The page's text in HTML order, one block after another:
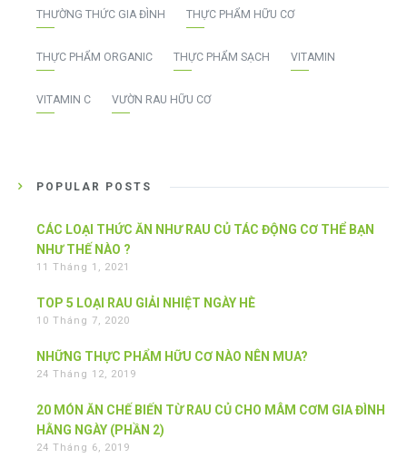
THƯỜNG THỨC GIA ĐÌNH THỰC PHẨM HỮU CƠ
THỰC PHẨM ORGANIC THỰC PHẨM SẠCH VITAMIN
VITAMIN C VƯỜN RAU HỮU CƠ
POPULAR POSTS
CÁC LOẠI THỨC ĂN NHƯ RAU CỦ TÁC ĐỘNG CƠ THỂ BẠN
NHƯ THẾ NÀO ?
11 Tháng 1, 2021
TOP 5 LOẠI RAU GIẢI NHIỆT NGÀY HÈ
10 Tháng 7, 2020
NHỮNG THỰC PHẨM HỮU CƠ NÀO NÊN MUA?
24 Tháng 12, 2019
20 MÓN ĂN CHẾ BIẾN TỪ RAU CỦ CHO MÂM CƠM GIA ĐÌNH
HẰNG NGÀY (PHẦN 2)
24 Tháng 6, 2019